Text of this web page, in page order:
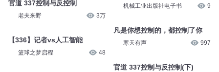
官道 337控制与反控制
老夫来野 3万
【336】记者vs人工智能
篮球之梦启程 48
机械工业出版社电子书 9
凡是你想控制的，都控制了你
寒天有声 997
官道 337控制与反控制(下)